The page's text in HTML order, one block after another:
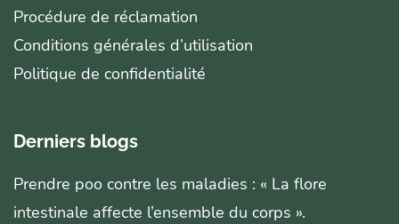
Procédure de réclamation
Conditions générales d’utilisation
Politique de confidentialité
Derniers blogs
Prendre poo contre les maladies : « La flore
intestinale affecte l’ensemble du corps ».